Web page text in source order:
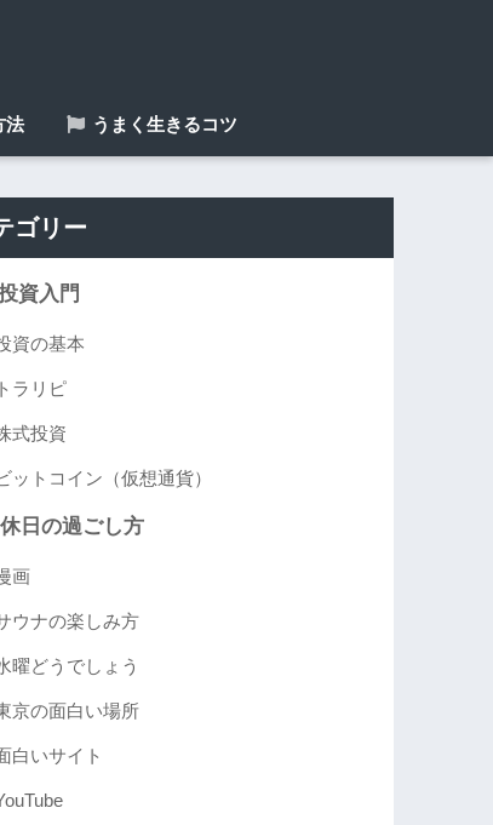
法 うまく生きるコツ
ゴリー
資入門
資の基本
トラリピ
式投資
ットコイン（仮想通貨）
休日の過ごし方
画
ウナの楽しみ方
曜どうでしょう
京の面白い場所
白いサイト